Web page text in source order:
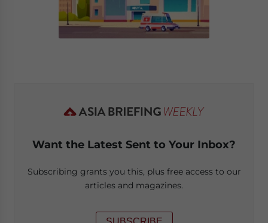
Want the Latest Sent to Your Inbox?
Subscribing grants you this, plus free access to our
articles and magazines.